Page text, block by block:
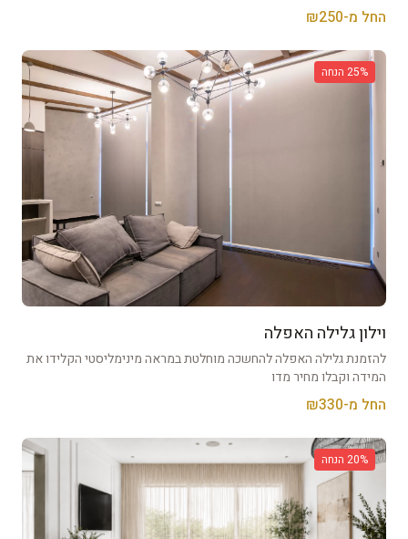
החל מ-₪250
25% הנחה
וילון גלילה האפלה
להזמנת גלילה האפלה להחשכה מוחלטת במראה מינימליסטי הקלידו את
המידה וקבלו מחיר מדו
החל מ-₪330
20% הנחה